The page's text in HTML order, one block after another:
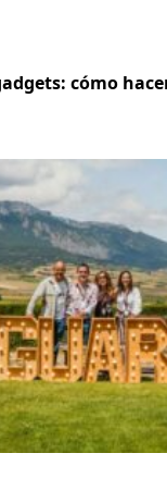
cómo